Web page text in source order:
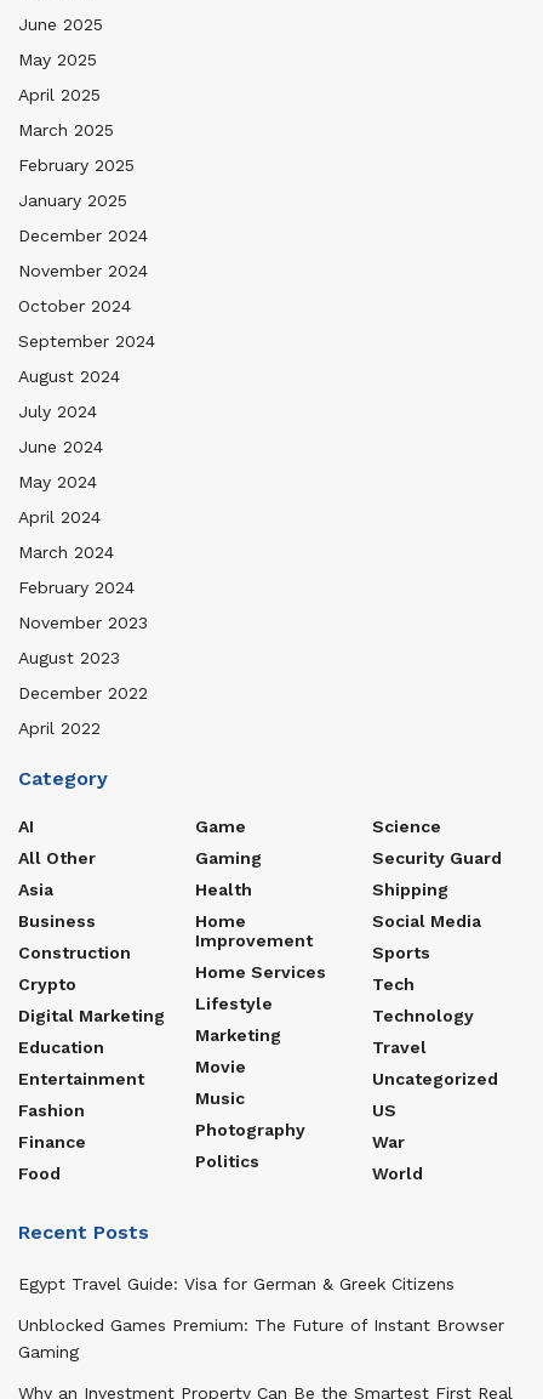
June 2025
May 2025
April 2025
March 2025
February 2025
January 2025
December 2024
November 2024
October 2024
September 2024
August 2024
July 2024
June 2024
May 2024
April 2024
March 2024
February 2024
November 2023
August 2023
December 2022
April 2022
Category
AI
All Other
Asia
Business
Construction
Crypto
Digital Marketing
Education
Entertainment
Fashion
Finance
Food
Game
Gaming
Health
Home
Improvement
Home Services
Lifestyle
Marketing
Movie
Music
Photography
Politics
Science
Security Guard
Shipping
Social Media
Sports
Tech
Technology
Travel
Uncategorized
US
War
World
Recent Posts
Egypt Travel Guide: Visa for German & Greek Citizens
Unblocked Games Premium: The Future of Instant Browser
Gaming
Why an Investment Property Can Be the Smartest First Real